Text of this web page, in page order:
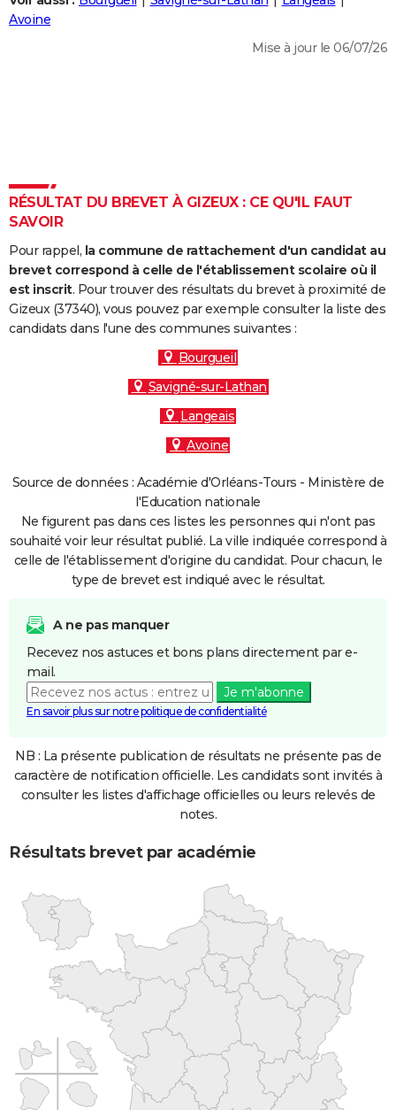
Destinations
City break
Voyage nature
Voyage de noces
Forum
Climat
+
PHOTO
Dictionnaire
Biographies
Citations
Expressions
Proverbes
PROGRAMME TV
S'inscrire
Se connecter
Lycées
Collèges
Primaires
Universités
Entreprises
Service militaire
Avis de recherche
AVIS DE DÉCÈS
FORUM
Avoine
Mise à jour le 06/07/26
RÉSULTAT DU BREVET À GIZEUX : CE QU'IL FAUT
SAVOIR
Pour rappel, la commune de rattachement d'un candidat au
brevet correspond à celle de l'établissement scolaire où il
est inscrit. Pour trouver des résultats du brevet à proximité de
Gizeux (37340), vous pouvez par exemple consulter la liste des
candidats dans l'une des communes suivantes :
Bourgueil
Savigné-sur-Lathan
Langeais
Avoine
Source de données : Académie d'Orléans-Tours - Ministère de
l'Education nationale
Ne figurent pas dans ces listes les personnes qui n'ont pas
souhaité voir leur résultat publié. La ville indiquée correspond à
celle de l'établissement d'origine du candidat. Pour chacun, le
type de brevet est indiqué avec le résultat.
A ne pas manquer
Recevez nos astuces et bons plans directement par e-
mail.
Je m'abonne
En savoir plus sur notre politique de confidentialité
NB : La présente publication de résultats ne présente pas de
caractère de notification officielle. Les candidats sont invités à
consulter les listes d'affichage officielles ou leurs relevés de
notes.
Résultats brevet par académie